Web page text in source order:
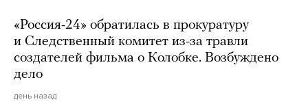
«Россия-24» обратилась в прокуратуру
и Следственный комитет из-за травли
создателей фильма о Колобке. Возбуждено
дело
день назад